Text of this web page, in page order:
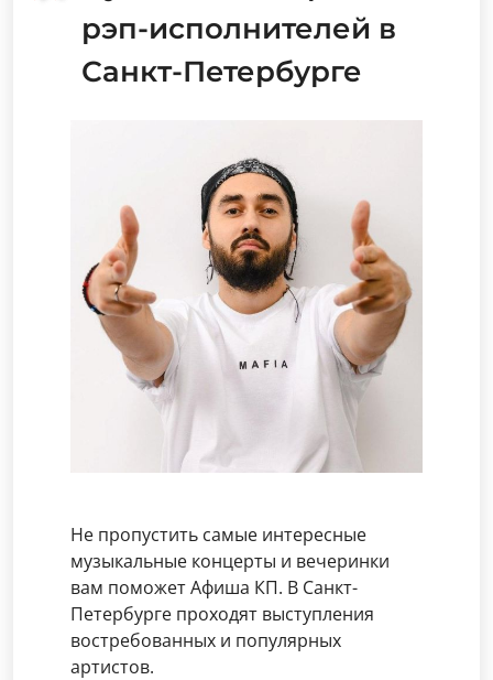
рэп-исполнителей в
Санкт-Петербурге
Не пропустить самые интересные
музыкальные концерты и вечеринки
вам поможет Афиша КП. В Санкт-
Петербурге проходят выступления
востребованных и популярных
артистов.